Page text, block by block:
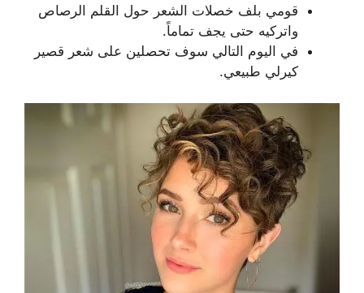
قومي بلف خصلات الشعر حول القلم الرصاص
واتركيه حتى يجف تماماً.
في اليوم التالي سوف تحصلين على شعر قصير
كيرلي طبيعي.